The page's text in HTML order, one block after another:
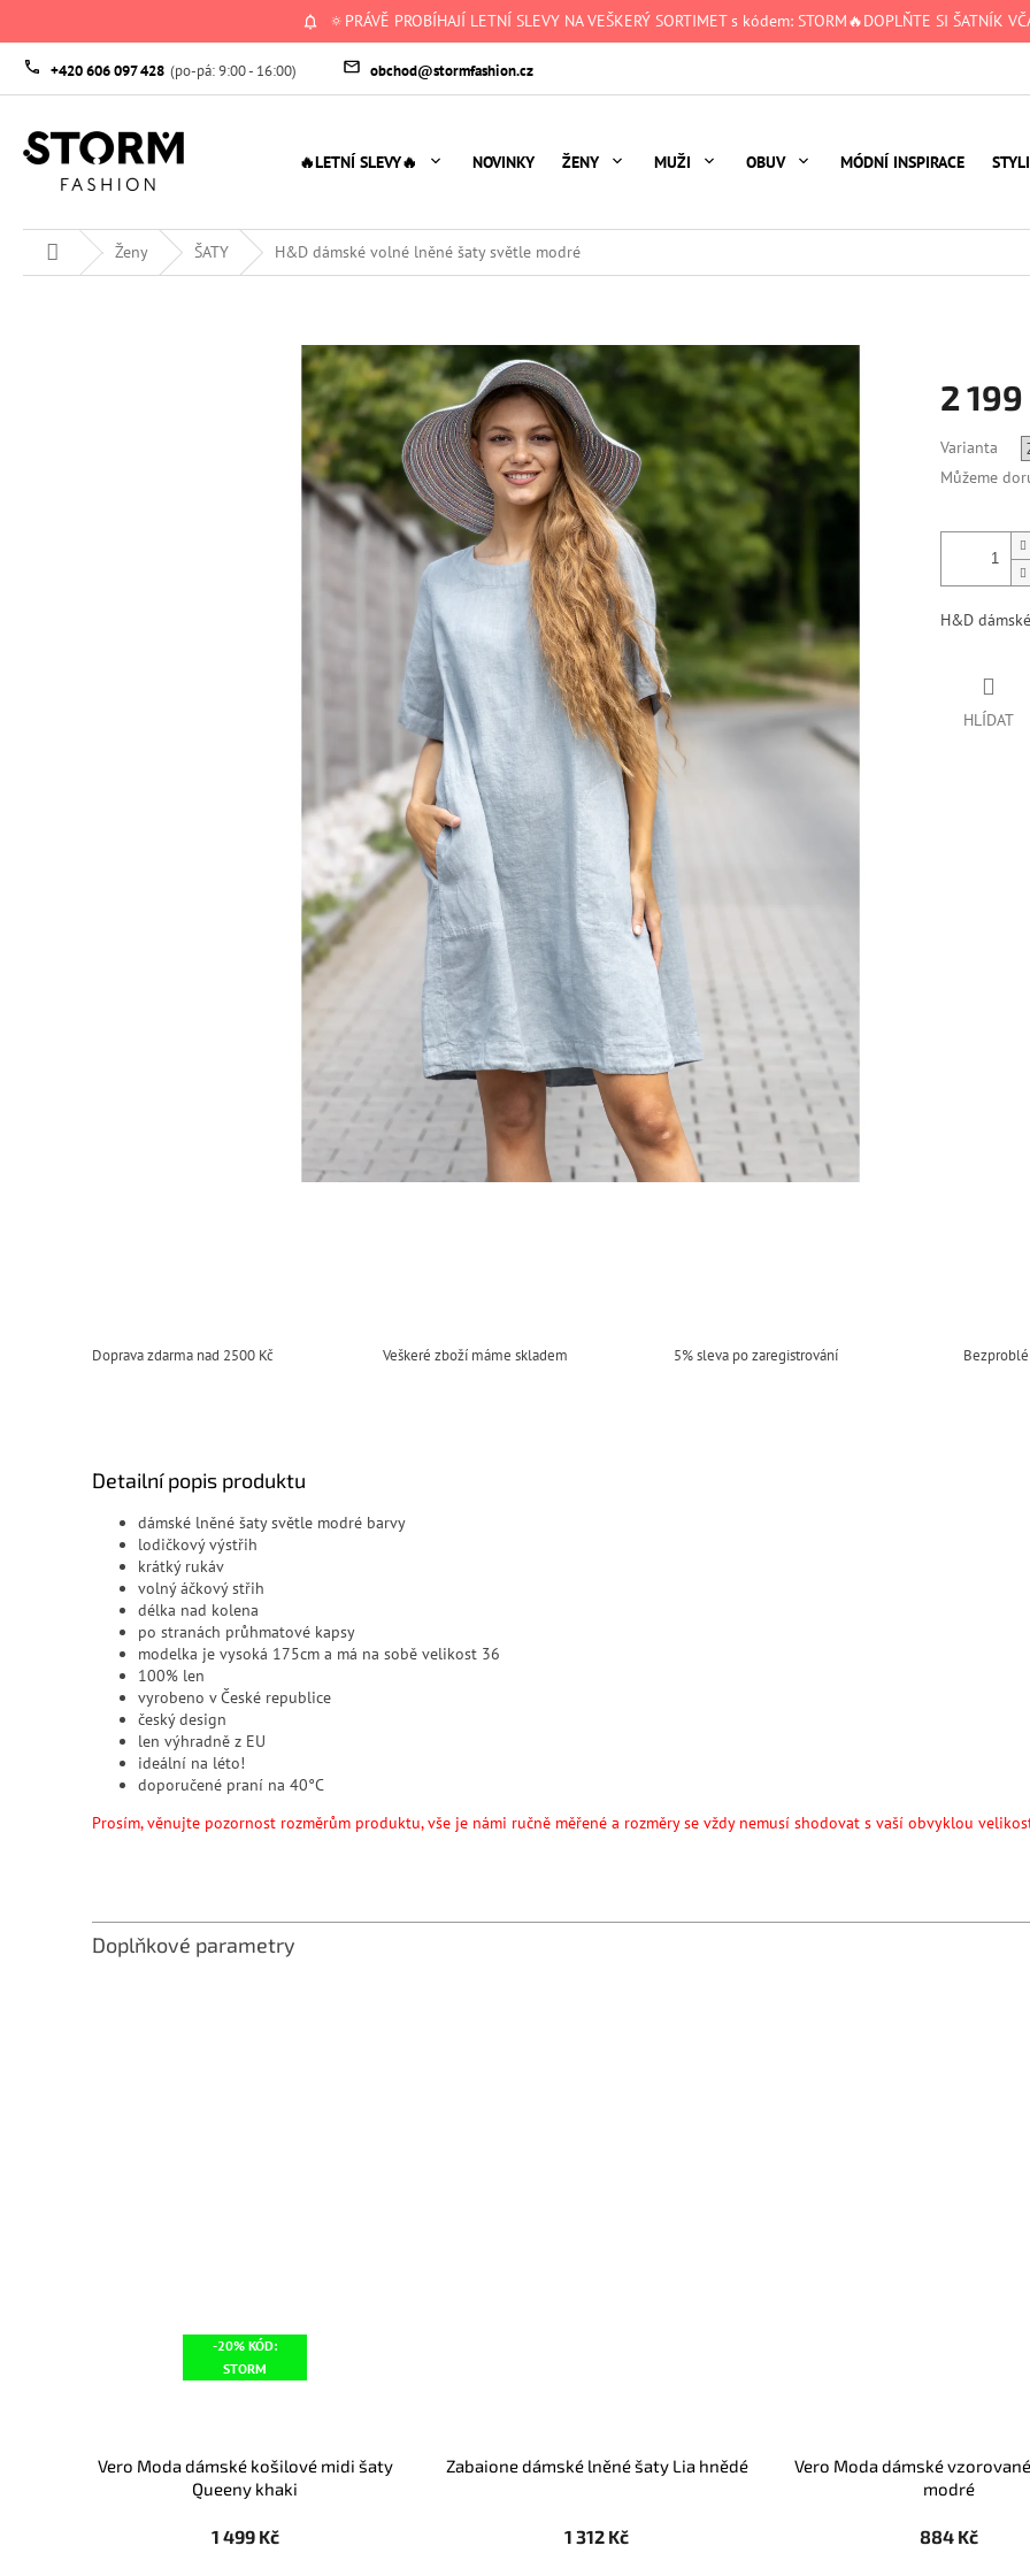
🔅PRÁVĚ PROBÍHAJÍ LETNÍ SLEVY NA VEŠKERÝ SORTIMET s kódem: STORM🔥DOPLŇTE SI ŠATNÍK
+420 606 097 428 obchod@stormfashion.cz
🔥LETNÍ SLEVY🔥 NOVINKY ŽENY MUŽI OBUV MÓDNÍ INSPIRACE
Domů Ženy ŠATY H&D dámské volné lněné šaty světle modré
2
cena:
Varianta
Můžeme
H&D
HLÍDAT
Doprava zdarma nad 2500 Kč Veškeré zboží máme skladem 5% sleva po zaregistrování
Detailní popis produktu
dámské lněné šaty světle modré barvy
lodičkový výstřih
krátký rukáv
volný áčkový střih
délka nad kolena
po stranách průhmatové kapsy
modelka je vysoká 175cm a má na sobě velikost 36
100% len
vyrobeno v České republice
český design
len výhradně z EU
ideální na léto!
doporučené praní na 40°C
Prosím, věnujte pozornost rozměrům produktu, vše je námi ručně měřené a rozměry se vždy nemusí shodovat s vaší obvyklou
Doplňkové parametry
-20% KÓD:
STORM
Vero Moda dámské košilové midi šaty
Queeny khaki
1 499 Kč
Zabaione dámské lněné šaty Lia hnědé
1 312 Kč
Vero Moda dámské
modré
884 Kč